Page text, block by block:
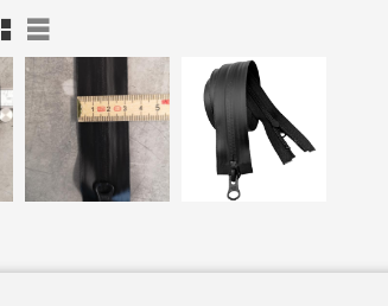
Rutnätsvy
Listvy